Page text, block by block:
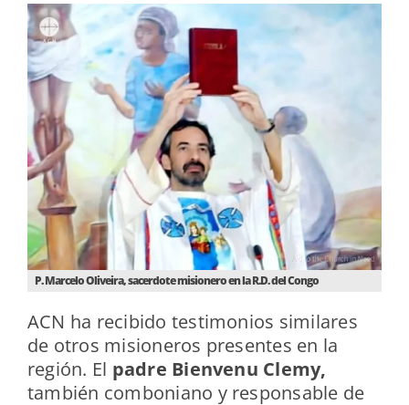
P. Marcelo Oliveira, sacerdote misionero en la R.D. del Congo
ACN ha recibido testimonios similares
de otros misioneros presentes en la
región. El padre Bienvenu Clemy,
también comboniano y responsable de